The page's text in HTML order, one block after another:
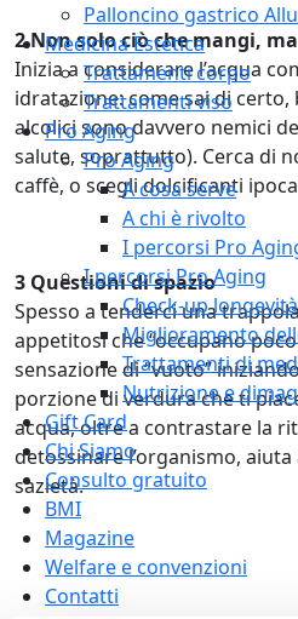
Palloncino gastrico
Medicina Estetica
Trattamenti corpo
Trattamenti viso
Pro Aging
Pro Aging
A cosa serve
A chi è rivolto
I percorsi Pro
I percorsi Pro Aging
Check-up longevità
Miglioramento
Trattamenti di
Nutrizione e
Gift Card
Chi Siamo
Consulto gratuito
BMI
Magazine
Welfare e convenzioni
Contatti
2 Non solo ciò che mangi,
Inizia a considerare l’acqua
idratazione: come sai di
alcolici sono davvero nemici
salute, soprattutto). Cerca di
caffè, o scegli dolcificanti
3 Questioni di spazio
Spesso a tenderci una
appetitosi che “occupano
sensazione di “vuoto”
porzione di verdura che ti
acqua, oltre a contrastare la
detossinare l’organismo,
sazietà.